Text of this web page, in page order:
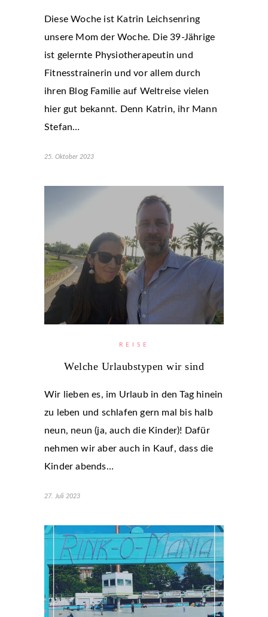
Diese Woche ist Katrin Leichsenring
unsere Mom der Woche. Die 39-Jährige
ist gelernte Physiotherapeutin und
Fitnesstrainerin und vor allem durch
ihren Blog Familie auf Weltreise vielen
hier gut bekannt. Denn Katrin, ihr Mann
Stefan…
25. Oktober 2023
REISE
Welche Urlaubstypen wir sind
Wir lieben es, im Urlaub in den Tag hinein
zu leben und schlafen gern mal bis halb
neun, neun (ja, auch die Kinder)! Dafür
nehmen wir aber auch in Kauf, dass die
Kinder abends…
27. Juli 2023